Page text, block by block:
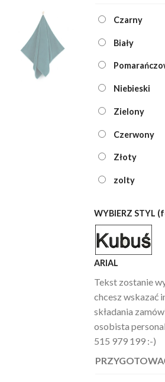
Czarny
Biały
Niebieski
Zielony
Czerwony
Złoty
zolty
WYBIERZ STYL
ARIAL
Tekst zostanie
chcesz wskazać
składania
osobista
515 979 199 :-)